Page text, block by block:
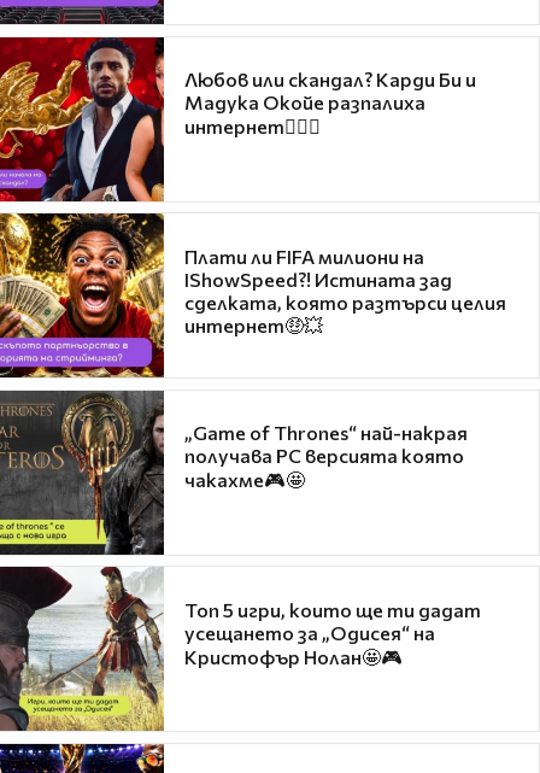
Любов или скандал? Карди Би и
Мадука Окойе разпалиха
интернет❤️‍🔥🔥
Плати ли FIFA милиони на
IShowSpeed?! Истината зад
сделката, която разтърси целия
интернет🤑💥
„Game of Thrones“ най-накрая
получава PC версията която
чакахме🎮🤩
Топ 5 игри, които ще ти дадат
усещането за „Одисея“ на
Кристофър Нолан🤩🎮